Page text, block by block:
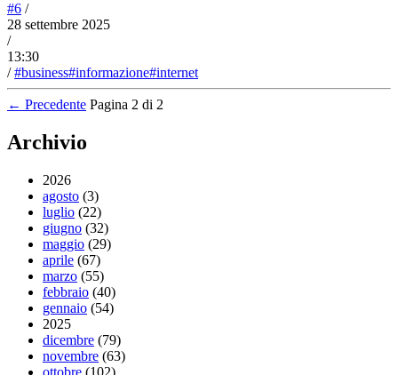
#6 /
28 settembre 2025
/
13:30
/#business#informazione#internet
← Precedente Pagina 2 di 2
Archivio
2026
agosto (3)
luglio (22)
giugno (32)
maggio (29)
aprile (67)
marzo (55)
febbraio (40)
gennaio (54)
2025
dicembre (79)
novembre (63)